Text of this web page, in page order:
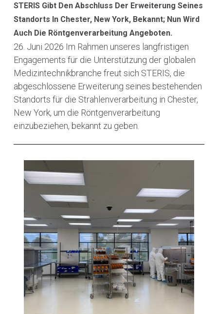
STERIS Gibt Den Abschluss Der Erweiterung Seines
Standorts In Chester, New York, Bekannt; Nun Wird
Auch Die Röntgenverarbeitung Angeboten.
26. Juni 2026 Im Rahmen unseres langfristigen
Engagements für die Unterstützung der globalen
Medizintechnikbranche freut sich STERIS, die
abgeschlossene Erweiterung seines bestehenden
Standorts für die Strahlenverarbeitung in Chester,
New York, um die Röntgenverarbeitung
einzubeziehen, bekannt zu geben.